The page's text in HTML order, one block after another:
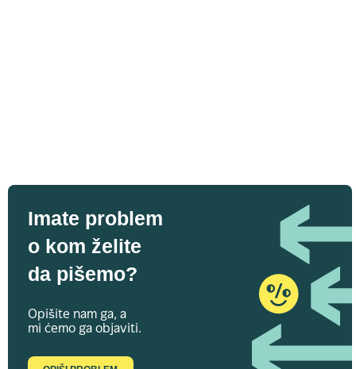
Imate problem
o kom želite
da pišemo?
Opišite nam ga, a
mi ćemo ga objaviti.